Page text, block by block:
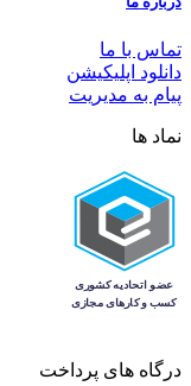
تماس با ما
دانلود اپلیکیشن
پیام به مدیریت
نماد ها
درگاه های پرداخت